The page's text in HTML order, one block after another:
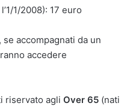
1/2008): 17 euro
se accompagnati da un
accedere
riservato agli Over 65 (nati